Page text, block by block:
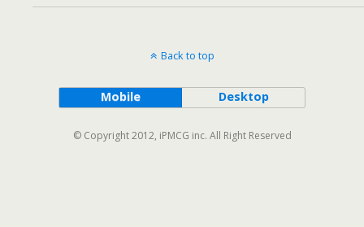
Back to top
Mobile Desktop
© Copyright 2012, iPMCG inc. All Right Reserved